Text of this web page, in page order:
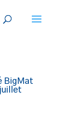
BigMat